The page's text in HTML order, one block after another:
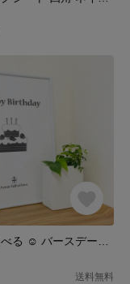
送料無料